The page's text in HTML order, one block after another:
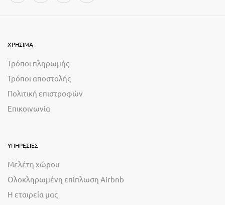
ΧΡΗΣΙΜΑ
Τρόποι πληρωμής
Τρόποι αποστολής
Πολιτική επιστροφών
Επικοινωνία
ΥΠΗΡΕΣΙΕΣ
Μελέτη χώρου
Ολοκληρωμένη επίπλωση Airbnb
Η εταιρεία μας